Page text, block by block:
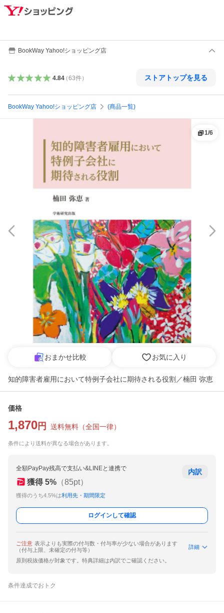
BookWay Yahoo!ショッピング店
4.84（63件） ストアトップを見る
BookWay Yahoo!ショッピング店 (商品一覧)
1/6
おまかせ比較 お気に入り
知的障害者雇用において特例子会社に期待される役割／楠田 弥恵
価格
1,870 円 送料無料 （全国一律）
条件により送料が異なる場合があります。
全額PayPay残高で支払い&LINEと連携で
獲得 5% （85pt）
獲得のうち4.5%は利用先・期間限定
内訳
ログインして確認
ご注意 表示よりも実際の付与数・付与率が少ない場合があります
（付与上限、未確定の付与等）
詳細
原則税抜価格が対象です。特典詳細は内訳でご確認ください。
条件達成でおトク